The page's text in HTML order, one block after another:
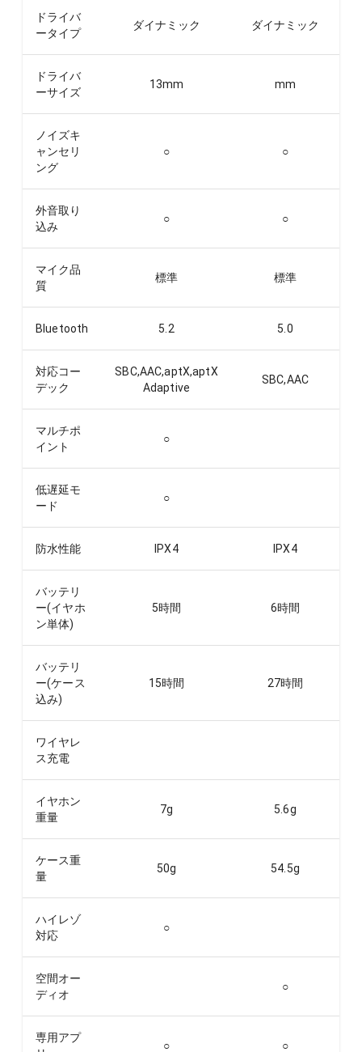
ドライバ
ータイプ
ダイナミック ダイナミック
ドライバ
ーサイズ
13mm mm
ノイズキ
ャンセリ
ング
○ ○
外音取り
込み
○ ○
マイク品
質
標準 標準
Bluetooth 5.2 5.0
対応コー
デック
SBC,AAC,aptX,aptX
Adaptive
SBC,AAC
マルチポ
イント
○
低遅延モ
ード
○
防水性能 IPX4 IPX4
バッテリ
ー(イヤホ
ン単体)
5時間 6時間
バッテリ
ー(ケース
込み)
15時間 27時間
ワイヤレ
ス充電
イヤホン
重量
7g 5.6g
ケース重
量
50g 54.5g
ハイレゾ
対応
○
空間オー
ディオ
○
専用アプ
○ ○